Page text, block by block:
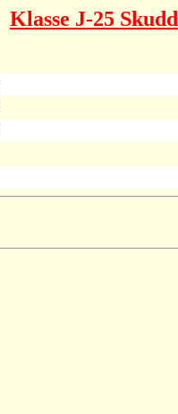
Klasse J-25 Skudd